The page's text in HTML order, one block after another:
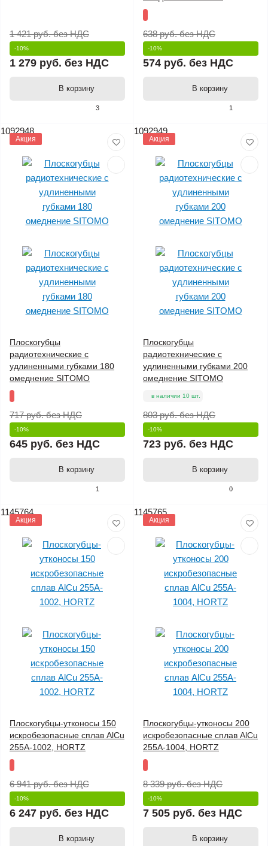
3
1 421 руб.без НДС
-10%
1 279 руб. без НДС
В корзину
1
638 руб.без НДС
-10%
574 руб. без НДС
В корзину
1092948
Акция
1
Плоскогубцы
радиотехнические с
удлиненными губками 180
омеднение SITOMO
717 руб.без НДС
-10%
645 руб. без НДС
В корзину
1092949
Акция
0
Плоскогубцы
радиотехнические с
удлиненными губками 200
омеднение SITOMO
в наличии 10 шт.
803 руб.без НДС
-10%
723 руб. без НДС
В корзину
1145764
Акция
Плоскогубцы-утконосы 150
искробезопасные сплав AlCu
255A-1002, HORTZ
6 941 руб.без НДС
-10%
6 247 руб. без НДС
В корзину
1145765
Акция
Плоскогубцы-утконосы 200
искробезопасные сплав AlCu
255A-1004, HORTZ
8 339 руб.без НДС
-10%
7 505 руб. без НДС
В корзину